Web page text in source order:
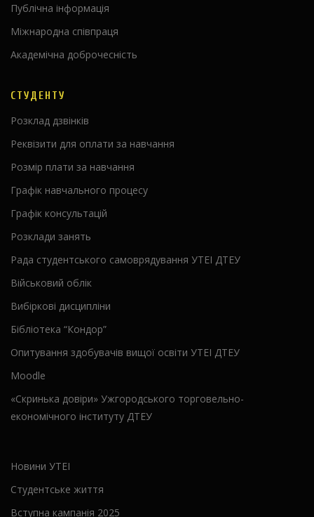
Публічна інформація
Міжнародна співпраця
Академічна доброчесність
СТУДЕНТУ
Розклад дзвінків
Реквізити для оплати за навчання
Розмір плати за навчання
Графік навчального процесу
Графік консультацій
Розклади занять
Рада студентського самоврядування УТЕІ ДТЕУ
Військовий облік
Вибіркові дисципліни
Бібліотека “Кондор”
Опитування здобувачів вищої освіти УТЕІ ДТЕУ
Moodle
«Скринька довіри» Ужгородського торговельно-
економічного інституту ДТЕУ
Новини УТЕІ
Студентське життя
Вступна кампанія 2025